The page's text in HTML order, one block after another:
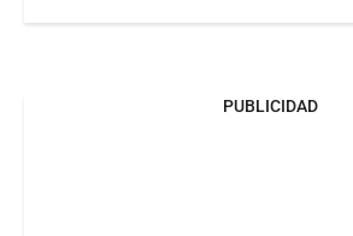
PUBLICIDAD